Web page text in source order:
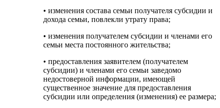
• изменения состава семьи получателя субсидии и
дохода семьи, повлекли утрату права;
• изменения получателем субсидии и членами его
семьи места постоянного жительства;
• предоставления заявителем (получателем
субсидии) и членами его семьи заведомо
недостоверной информации, имеющей
существенное значение для предоставления
субсидии или определения (изменения) ее размера;